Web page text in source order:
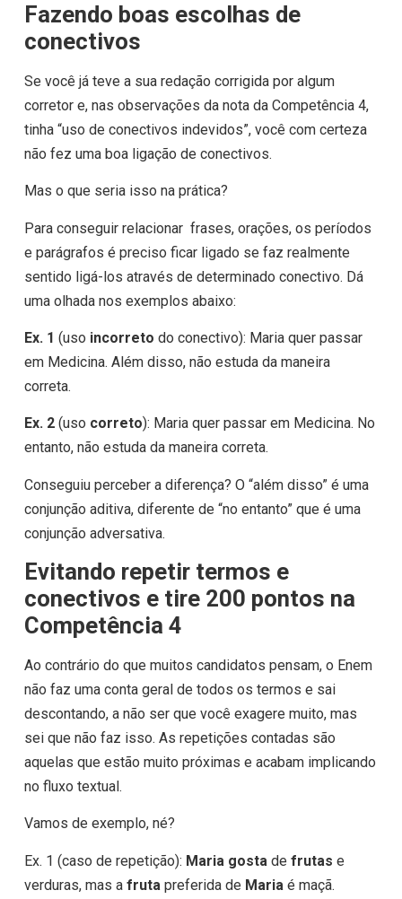
Fazendo boas escolhas de
conectivos
Se você já teve a sua redação corrigida por algum
corretor e, nas observações da nota da Competência 4,
tinha “uso de conectivos indevidos”, você com certeza
não fez uma boa ligação de conectivos.
Mas o que seria isso na prática?
Para conseguir relacionar frases, orações, os períodos
e parágrafos é preciso ficar ligado se faz realmente
sentido ligá-los através de determinado conectivo. Dá
uma olhada nos exemplos abaixo:
Ex. 1 (uso incorreto do conectivo): Maria quer passar
em Medicina. Além disso, não estuda da maneira
correta.
Ex. 2(uso correto): Maria quer passar em Medicina. No
entanto, não estuda da maneira correta.
Conseguiu perceber a diferença? O “além disso” é uma
conjunção aditiva, diferente de “no entanto” que é uma
conjunção adversativa.
Evitando repetir termos e
conectivos e tire 200 pontos na
Competência 4
Ao contrário do que muitos candidatos pensam, o Enem
não faz uma conta geral de todos os termos e sai
descontando, a não ser que você exagere muito, mas
sei que não faz isso. As repetições contadas são
aquelas que estão muito próximas e acabam implicando
no fluxo textual.
Vamos de exemplo, né?
Ex. 1 (caso de repetição): Maria gosta de frutas e
verduras, mas a fruta preferida de Maria é maçã.